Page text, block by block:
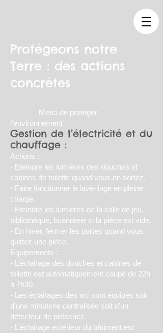
Protégeons notre
Terre : des actions
concrètes
Merci de protéger
l’environnement
Gestion de l’électricité et du
chauffage :
Actions :
- Eteindre les lumières des douches et
cabines de toilette quand vous en sortez.
- Faire fonctionner le lave-linge en pleine
charge.
- Eteindre les lumières de la salle de jeu,
bibliothèque, buanderie si la pièce est vide.
- En hiver, fermer les portes quand vous
quittez une pièce.
Equipements :
- L’éclairage des douches et cabines de
toilette est automatiquement coupé de 22h
à 7h30.
- Les éclairages des wc sont équipés soit
d’une minuterie centralisée soit d’un
détecteur de présence.
- L’éclairage extérieur du bâtiment est